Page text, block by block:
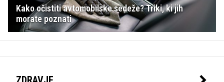
Kako očistiti avtomobilske sedeže? Triki, ki jih
morate poznati